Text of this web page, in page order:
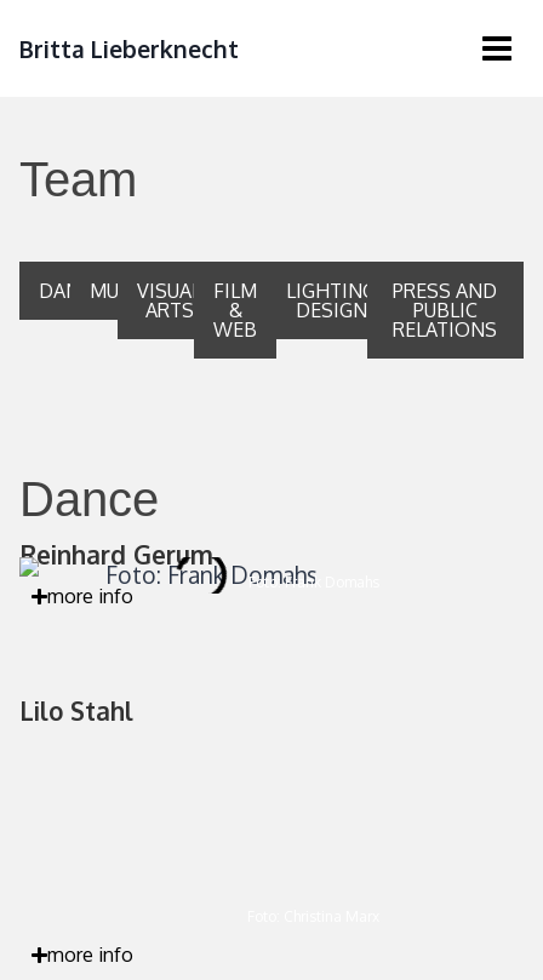
Britta Lieberknecht
Team
DANCEMUSICVISUAL
ARTS
FILM
&
WEB
LIGHTING
DESIGN
PRESS AND
PUBLIC
RELATIONS
Dance
Reinhard Gerum
Foto: Frank Domahs
more info
Lilo Stahl
more info